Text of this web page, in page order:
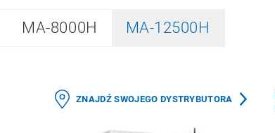
MA-8000H MA-12500H
ZNAJDŹ SWOJEGO DYSTRYBUTORA